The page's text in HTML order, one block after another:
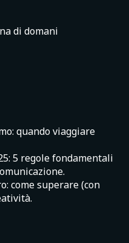
di domani
quando viaggiare
5 regole fondamentali
come superare (con